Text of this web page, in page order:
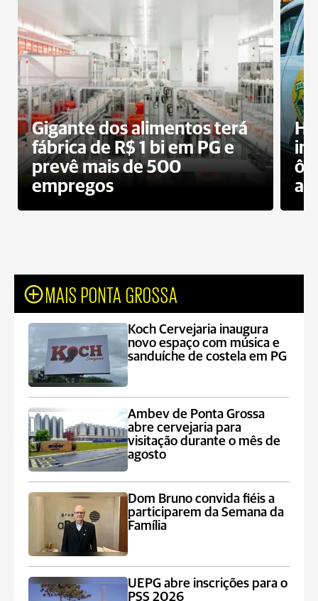
Gigante dos alimentos terá
fábrica de R$ 1 bi em PG e
prevê mais de 500
empregos
MAIS PONTA GROSSA
Koch Cervejaria inaugura
novo espaço com música e
sanduíche de costela em PG
Ambev de Ponta Grossa
abre cervejaria para
visitação durante o mês de
agosto
Dom Bruno convida fiéis a
participarem da Semana da
Família
UEPG abre inscrições para o
PSS 2026